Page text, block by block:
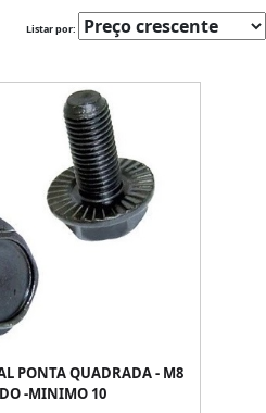
Listar por:
PONTA QUADRADA - M8
-MINIMO 10